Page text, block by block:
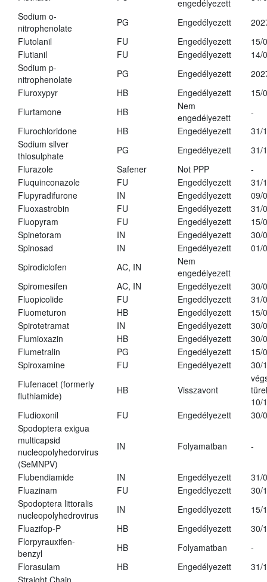
engedélyezett
Sodium o-
nitrophenolate
PG Engedélyezett
Flutolanil
FU Engedélyezett
15/
Flutianil
FU Engedélyezett
14/
Sodium p-
nitrophenolate
PG Engedélyezett
Fluroxypyr
HB Engedélyezett
15/
Flurtamone
HB
Nem
engedélyezett
-
Flurochloridone
HB Engedélyezett
31/
Sodium silver
thiosulphate
PG Engedélyezett
31/
Flurazole
Safener Not PPP
-
Fluquinconazole
FU Engedélyezett
31/
Flupyradifurone
IN Engedélyezett
09/
Fluoxastrobin
FU Engedélyezett
31/
Fluopyram
FU Engedélyezett
15/
Spinetoram
IN Engedélyezett
30/
Spinosad
IN Engedélyezett
01/
Spirodiclofen
AC, IN
Nem
engedélyezett
Spiromesifen
AC, IN Engedélyezett
30/
Fluopicolide
FU Engedélyezett
31/
Fluometuron
HB Engedélyezett
15/
Spirotetramat
IN Engedélyezett
30/
Flumioxazin
HB Engedélyezett
30/
Flumetralin
PG Engedélyezett
15/
Spiroxamine
FU Engedélyezett
30/
Flufenacet (formerly
fluthiamide)
HB Visszavont
10/
Fludioxonil
FU Engedélyezett
30/
Spodoptera exigua
multicapsid
nucleopolyhedorvirus
(SeMNPV)
IN Folyamatban -
Flubendiamide IN Engedélyezett
31/
Fluazinam
FU Engedélyezett
30/
Spodoptera littoralis
nucleopolyhedrovirus
IN Engedélyezett
15/
Fluazifop-P
HB Engedélyezett
30/
Florpyrauxifen-
benzyl
HB Folyamatban
-
Florasulam
HB Engedélyezett
31/